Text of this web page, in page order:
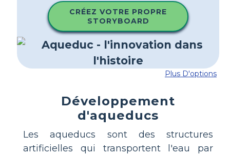
CRÉEZ VOTRE PROPRE
STORYBOARD
Plus D'options
Développement
d'aqueducs
Les aqueducs sont des structures
artificielles qui transportent l'eau par